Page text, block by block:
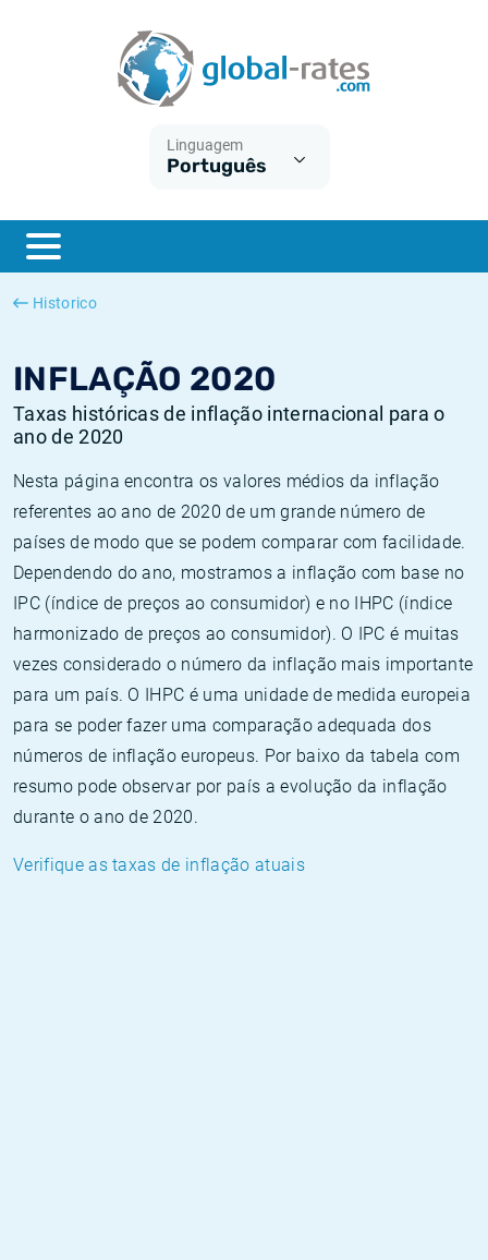
Linguagem
Português
Historico
INFLAÇÃO 2020
Taxas históricas de inflação internacional para o
ano de 2020
Nesta página encontra os valores médios da inflação
referentes ao ano de 2020 de um grande número de
países de modo que se podem comparar com facilidade.
Dependendo do ano, mostramos a inflação com base no
IPC (índice de preços ao consumidor) e no IHPC (índice
harmonizado de preços ao consumidor). O IPC é muitas
vezes considerado o número da inflação mais importante
para um país. O IHPC é uma unidade de medida europeia
para se poder fazer uma comparação adequada dos
números de inflação europeus. Por baixo da tabela com
resumo pode observar por país a evolução da inflação
durante o ano de 2020.
Verifique as taxas de inflação atuais
ESTER
SONIA
O que é a inflação do IPC?
O que é a inflação do IHPC?
Inflação Estados Unidos
Inflação Europa
Taxas Euribor históricas
Taxas ESTER históricas
Taxas SONIA históricas
Taxas TONAR históricas
Calculadora de inflação